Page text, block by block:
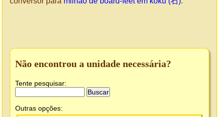
Não encontrou a unidade necessária?
Tente pesquisar:
Outras opções: